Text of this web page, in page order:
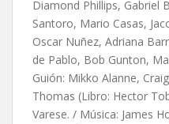
Diamond Phillips, Gabriel
Santoro, Mario Casas,
Oscar Nuñez, Adriana
de Pablo, Bob Gunton,
Guión: Mikko Alanne,
Thomas (Libro: Hector
Varese. / Música: James